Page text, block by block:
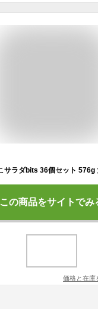
この商品をサイトでみ
価格と在庫